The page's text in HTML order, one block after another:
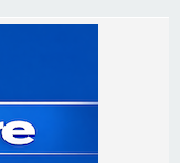
à Cruculi le